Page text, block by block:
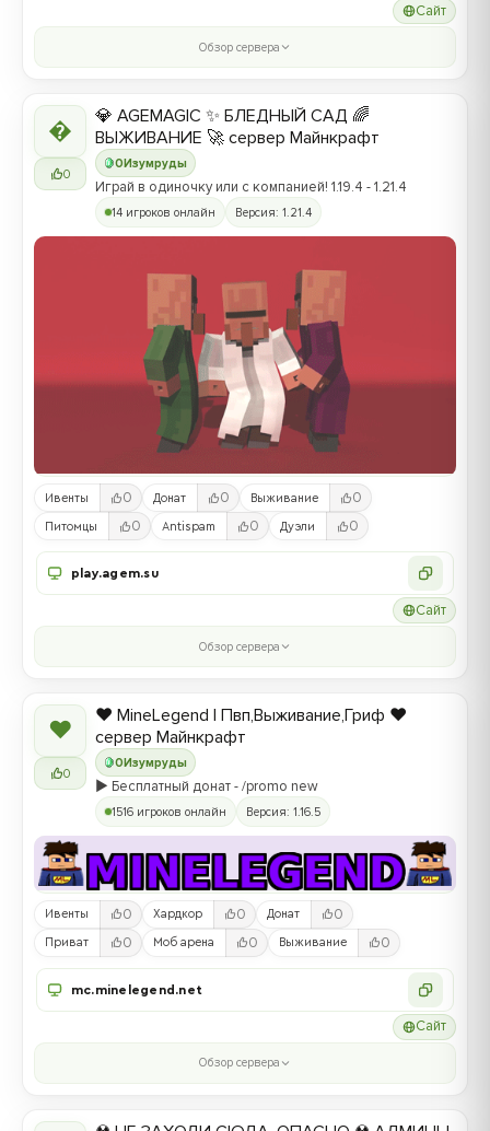
Сайт
Обзор сервера

0
0Изумруды
💎 AGEMAGIC ✨ БЛЕДНЫЙ САД 🌈
ВЫЖИВАНИЕ 🚀 сервер Майнкрафт
Играй в одиночку или с компанией! 1.19.4 - 1.21.4
14 игроков онлайн Версия: 1.21.4
Ивенты 0 Донат 0 Выживание 0
Питомцы 0 Antispam 0 Дуэли 0
play.agem.su
Сайт
Обзор сервера
❤
0
0Изумруды
❤️ MineLegend | Пвп,Выживание,Гриф ❤️
сервер Майнкрафт
▶️ Бесплатный донат - /promo new
1516 игроков онлайн Версия: 1.16.5
Ивенты 0 Хардкор 0 Донат 0
Приват 0 Моб арена 0 Выживание 0
mc.minelegend.net
Сайт
Обзор сервера